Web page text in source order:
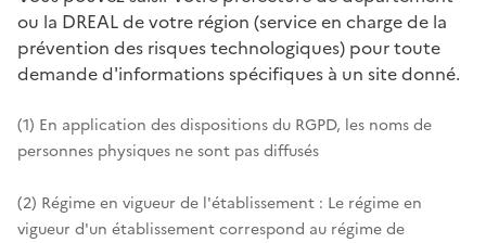
ou la DREAL de votre région (service en charge de la
prévention des risques technologiques) pour toute
demande d'informations spécifiques à un site donné.
(1) En application des dispositions du RGPD, les noms de
personnes physiques ne sont pas diffusés
(2) Régime en vigueur de l'établissement : Le régime en
vigueur d'un établissement correspond au régime de